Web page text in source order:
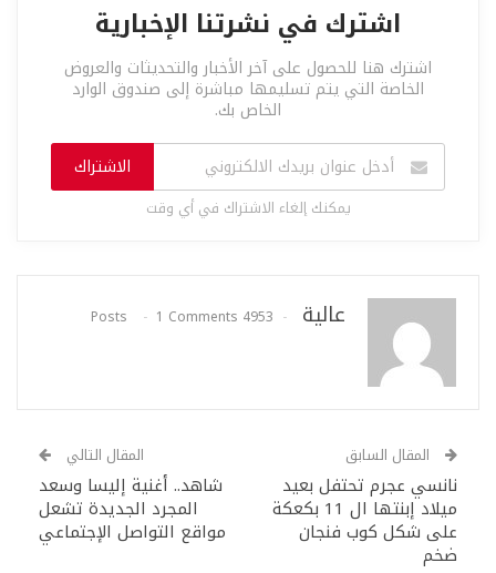
اشترك في نشرتنا الإخبارية
اشترك هنا للحصول على آخر الأخبار والتحديثات والعروض
الخاصة التي يتم تسليمها مباشرة إلى صندوق الوارد
الخاص بك.
الاشتراك
يمكنك إلغاء الاشتراك في أي وقت
عالية 4953 Posts
1 Comments
المقال السابق
نانسي عجرم تحتفل بعيد
ميلاد إبنتها ال 11 بكعكة
على شكل كوب فنجان
ضخم
المقال التالي
شاهد.. أغنية إليسا وسعد
المجرد الجديدة تشعل
مواقع التواصل الإجتماعي